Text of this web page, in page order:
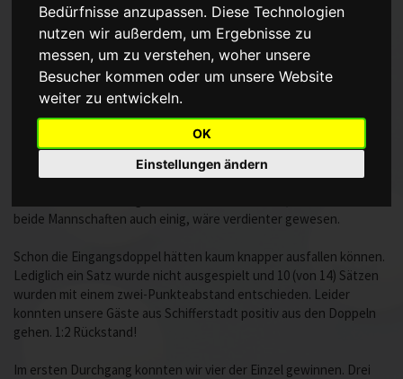
Bedürfnisse anzupassen. Diese Technologien
nutzen wir außerdem, um Ergebnisse zu
messen, um zu verstehen, woher unsere
Besucher kommen oder um unsere Website
weiter zu entwickeln.
OK
Einstellungen ändern
03.03.2017 20:00 Uhr
Ärgerliche Niederlage gegen
direkten Konkurrenten
Im Spiel gegen unseren direkten Tabellennachbar, sahen wir am
Ende nicht gut aus. Nach einer 7:5 Führung gaben wir das Spiel
beide Mannschaften auch einig, wäre verdienter gewesen.
Schon die Eingangsdoppel hätten kaum knapper ausfallen können.
Lediglich ein Satz wurde nicht ausgespielt und 10 (von 14) Sätzen
wurden mit einem zwei-Punkteabstand entschieden. Leider
konnten unsere Gäste aus Schifferstadt positiv aus den Doppeln
gehen. 1:2 Rückstand!
Im ersten Durchgang konnten wir vier der Einzel gewinnen. Drei